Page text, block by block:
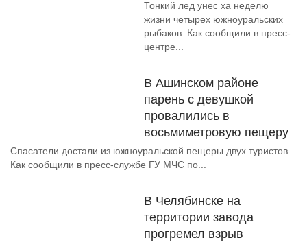
Тонкий лед унес ха неделю
жизни четырех южноуральских
рыбаков. Как сообщили в пресс-
центре...
В Ашинском районе
парень с девушкой
провалились в
восьмиметровую пещеру
Спасатели достали из южноуральской пещеры двух туристов.
Как сообщили в пресс-службе ГУ МЧС по...
В Челябинске на
территории завода
прогремел взрыв